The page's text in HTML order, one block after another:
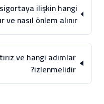
ilişkin hangi
nasıl önlem alınır?
ve hangi adımlar
izlenmelidir?